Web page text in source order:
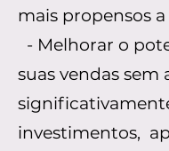
mais propensos
- Melhorar o
suas vendas sem
investimentos,